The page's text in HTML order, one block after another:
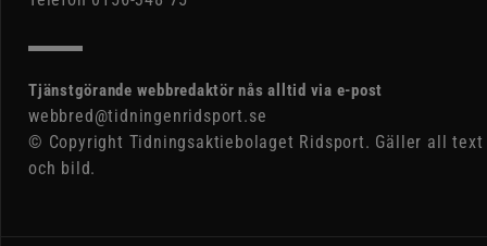
Tjänstgörande webbredaktör nås alltid via e-post
webbred@tidningenridsport.se
© Copyright Tidningsaktiebolaget Ridsport. Gäller all text
och bild.